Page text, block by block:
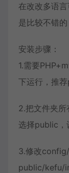
在改改多语
是比较不错的
安装步骤：
1.需要
下运行，推
2.把文件夹
选择public，
3.修改
public/kefu/